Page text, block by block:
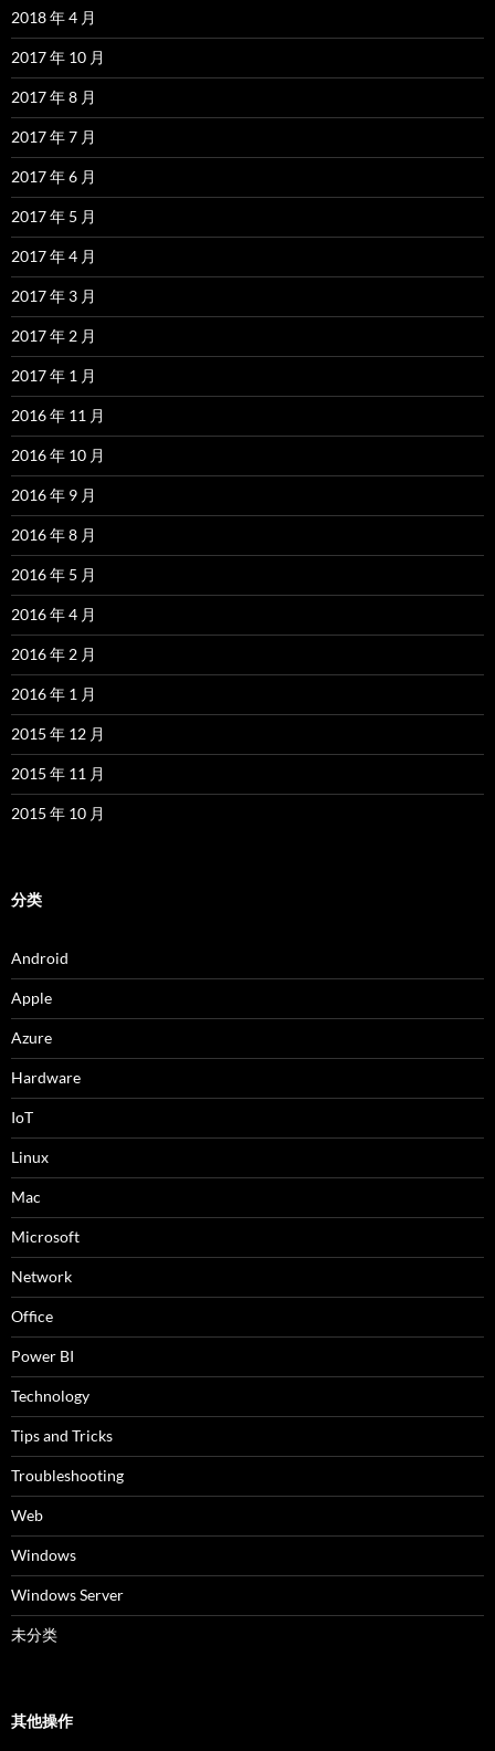
2018 年 4 月
2017 年 10 月
2017 年 8 月
2017 年 7 月
2017 年 6 月
2017 年 5 月
2017 年 4 月
2017 年 3 月
2017 年 2 月
2017 年 1 月
2016 年 11 月
2016 年 10 月
2016 年 9 月
2016 年 8 月
2016 年 5 月
2016 年 4 月
2016 年 2 月
2016 年 1 月
2015 年 12 月
2015 年 11 月
2015 年 10 月
分类
Android
Apple
Azure
Hardware
IoT
Linux
Mac
Microsoft
Network
Office
Power BI
Technology
Tips and Tricks
Troubleshooting
Web
Windows
Windows Server
未分类
其他操作